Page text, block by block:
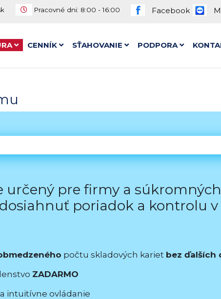
Facebook
Pracovné dni: 8:00 - 16:00
CENNÍK SŤAHOVANIE PODPORA
určený pre firmy a
poriadok a kontrolu v
počtu skladových kariet bez ďalších
ZADARMO
intuitívne ovládanie